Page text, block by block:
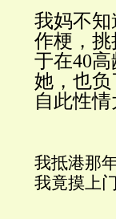
我妈不
作梗，
于在40
她，也
自此性情
我抵港那
我竟摸上